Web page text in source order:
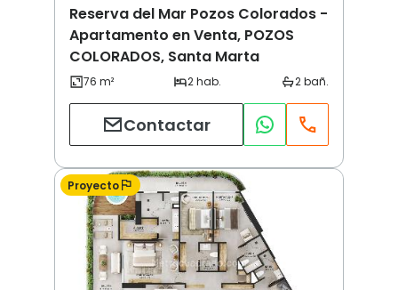
Reserva del Mar Pozos Colorados -
Apartamento en Venta, POZOS
COLORADOS, Santa Marta
Contactar
Proyecto